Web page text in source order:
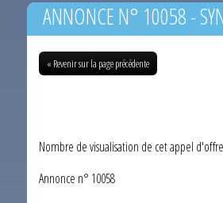
ANNONCE N° 10058 -
« Revenir sur la page précédente
Nombre de visualisation de cet appel
Annonce n° 10058